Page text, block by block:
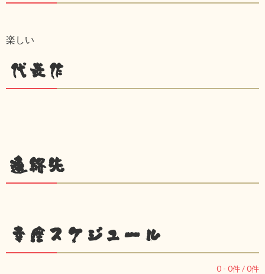
楽しい
代表作
連絡先
幸座スケジュール
0 - 0件 /0件